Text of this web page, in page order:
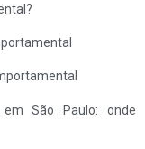
em São Paulo: onde